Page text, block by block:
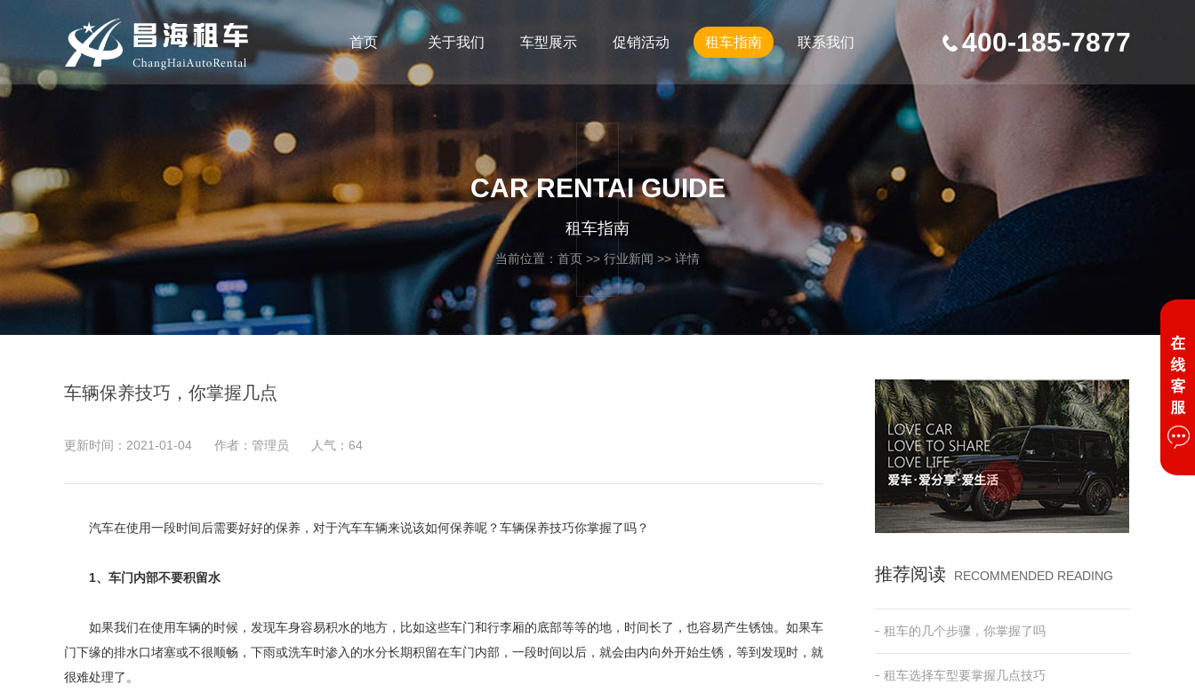
首页 关于我们 车型展示 促销活动 租车指南 联系我们 400-185-7877
CAR RENTAI GUIDE
租车指南
当前位置： 首页 >> 行业新闻 >> 详情
车辆保养技巧，你掌握几点
更新时间：2021-01-04 作者：管理员 人气： 64
汽车在使用一段时间后需要好好的保养，对于汽车车辆来说该如何保养呢？车辆保养技巧你掌握了吗？
1、车门内部不要积留水
如果我们在使用车辆的时候，发现车身容易积水的地方，比如这些车门和行李厢的底部等等的地，时间长了，也容易产生锈蚀。如果车
门下缘的排水口堵塞或不很顺畅，下雨或洗车时渗入的水分长期积留在车门内部，一段时间以后，就会由内向外开始生锈，等到发现时，就
很难处理了。
推荐阅读 RECOMMENDED READING
租车的几个步骤，你掌握了吗
租车选择车型要掌握几点技巧